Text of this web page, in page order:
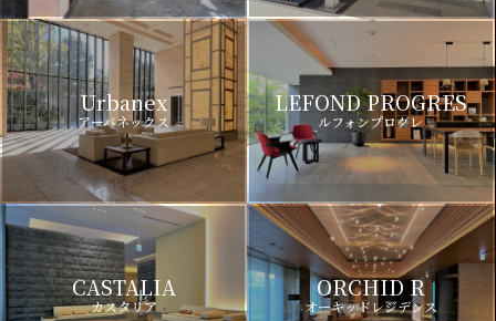
Urbanex
アーバネックス
LEFOND PROGRES
ルフォンプログレ
CASTALIA
カスタリア
ORCHID R
オーキッドレジデンス